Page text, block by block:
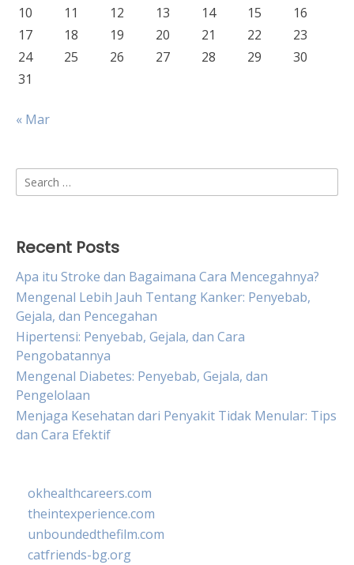
10
11 12 13 14 15
16
17
18 19 20 21 22
23
24
25 26 27 28 29
30
31
« Mar
Search
for:
Recent Posts
Apa itu Stroke dan Bagaimana Cara Mencegahnya?
Mengenal Lebih Jauh Tentang Kanker: Penyebab,
Gejala, dan Pencegahan
Hipertensi: Penyebab, Gejala, dan Cara
Pengobatannya
Mengenal Diabetes: Penyebab, Gejala, dan
Pengelolaan
Menjaga Kesehatan dari Penyakit Tidak Menular: Tips
dan Cara Efektif
okhealthcareers.com
theintexperience.com
unboundedthefilm.com
catfriends-bg.org